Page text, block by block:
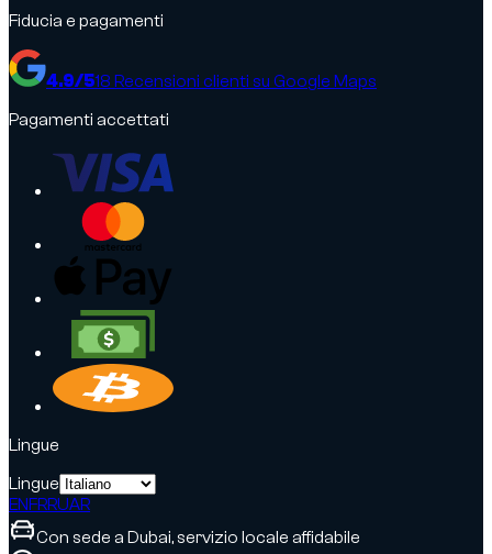
Fiducia e pagamenti
4.9/518 Recensioni clienti su Google Maps
Pagamenti accettati
Lingue
Lingue
EN FRRUAR
Con sede a Dubai, servizio locale affidabile